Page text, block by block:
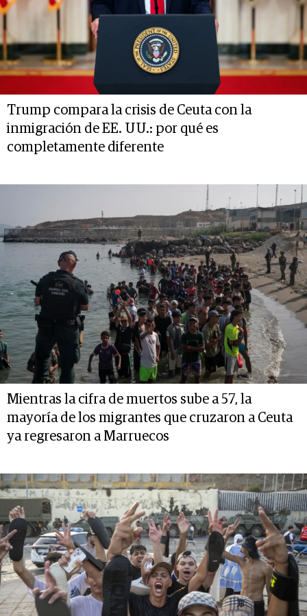
Trump compara la crisis de Ceuta con la
inmigración de EE. UU.: por qué es
completamente diferente
Mientras la cifra de muertos sube a 57, la
mayoría de los migrantes que cruzaron a Ceuta
ya regresaron a Marruecos